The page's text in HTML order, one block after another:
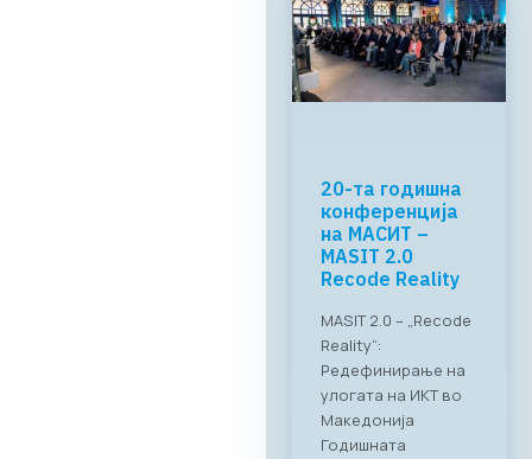
МАСИТ и
RAGUSA Group:
„CONNECT &
TASTE“
реализиран
Нови стандарди за
деловно
вмрежување на ИКТ
секторот Во